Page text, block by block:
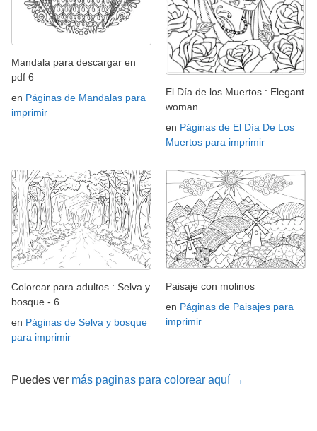
Mandala para descargar en
pdf 6
en Páginas de Mandalas para
imprimir
El Día de los Muertos : Elegant
woman
en Páginas de El Día De Los
Muertos para imprimir
Colorear para adultos : Selva y
bosque - 6
en Páginas de Selva y bosque
para imprimir
Paisaje con molinos
en Páginas de Paisajes para
imprimir
Puedes ver más paginas para colorear aquí →